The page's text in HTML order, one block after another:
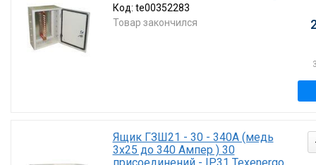
Код: te00352283
Товар закончился
Ящик ГЗШ21 - 30 - 340А (медь
3х25 до 340 Ампер ) 30